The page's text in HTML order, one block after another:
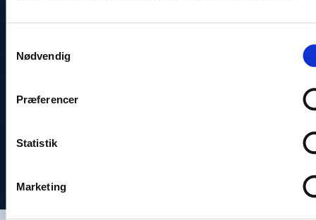
Nødvendig
Præferencer
Statistik
Marketing
Nyhedsbrevsmodtagere kan til enhver tid framelde